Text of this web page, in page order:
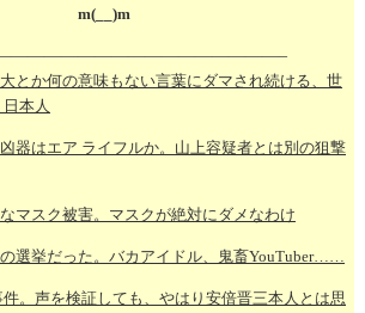
m(__)m
とか何の意味もない言葉にダマされ続ける、世
本人
器はエア ライフルか。山上容疑者とは別の狙撃
マスク被害。マスクが絶対にダメなわけ
選挙だった。バカアイドル、鬼畜YouTuber……
。声を検証しても、やはり安倍晋三本人とは思